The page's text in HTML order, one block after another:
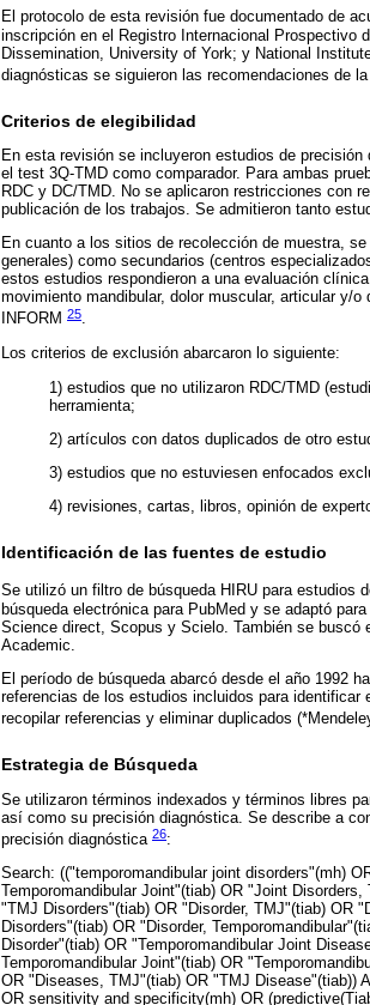
El protocolo de esta revisión fue documentado de
inscripción en el Registro Internacional Prospectivo
Dissemination, University of York; y National
diagnósticas se siguieron las recomendaciones de
Criterios de elegibilidad
En esta revisión se incluyeron estudios de
el test 3Q-TMD como comparador. Para ambas
RDC y DC/TMD. No se aplicaron restricciones con
publicación de los trabajos. Se admitieron tanto
En cuanto a los sitios de recolección de muestra,
generales) como secundarios (centros
estos estudios respondieron a una evaluación
movimiento mandibular, dolor muscular, articular y/
INFORM 25.
Los criterios de exclusión abarcaron lo siguiente:
1) estudios que no utilizaron RDC/TMD
herramienta;
2) artículos con datos duplicados de otro
3) estudios que no estuviesen enfocados
4) revisiones, cartas, libros, opinión de
Identificación de las fuentes de estudio
Se utilizó un filtro de búsqueda HIRU para estudios
búsqueda electrónica para PubMed y se adaptó
Science direct, Scopus y Scielo. También se buscó
Academic.
El período de búsqueda abarcó desde el año 1992
referencias de los estudios incluidos para
recopilar referencias y eliminar duplicados
Estrategia de Búsqueda
Se utilizaron términos indexados y términos libres
así como su precisión diagnóstica. Se describe a
precisión diagnóstica 26:
Search: (("temporomandibular joint disorders"(mh)
Temporomandibular Joint"(tiab) OR "Joint
"TMJ Disorders"(tiab) OR "Disorder, TMJ"(tiab) OR
Disorders"(tiab) OR "Disorder,
Disorder"(tiab) OR "Temporomandibular Joint
Temporomandibular Joint"(tiab) OR
OR "Diseases, TMJ"(tiab) OR "TMJ Disease"(tiab))
OR sensitivity and specificity(mh) OR